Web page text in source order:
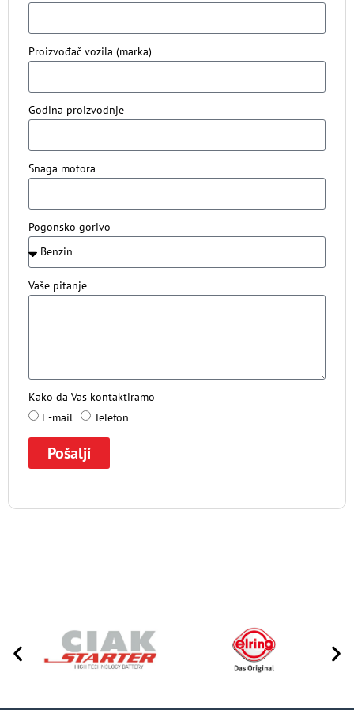
Proizvođač vozila (marka)
Godina proizvodnje
Snaga motora
Pogonsko gorivo
Vaše pitanje
Kako da Vas kontaktiramo
E-mail
Telefon
Pošalji